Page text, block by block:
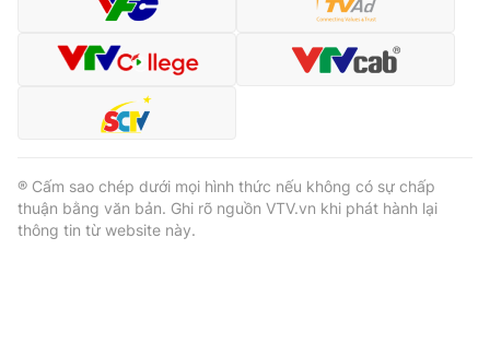
® Cấm sao chép dưới mọi hình thức nếu không có sự chấp
thuận bằng văn bản. Ghi rõ nguồn VTV.vn khi phát hành lại
thông tin từ website này.